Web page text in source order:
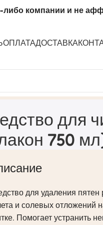
компании и не
ОПЛАТАДОСТАВКА
аромат цитруса (флакон
для
750
для удаления пятен
и солевых отложений
Помогает устранить